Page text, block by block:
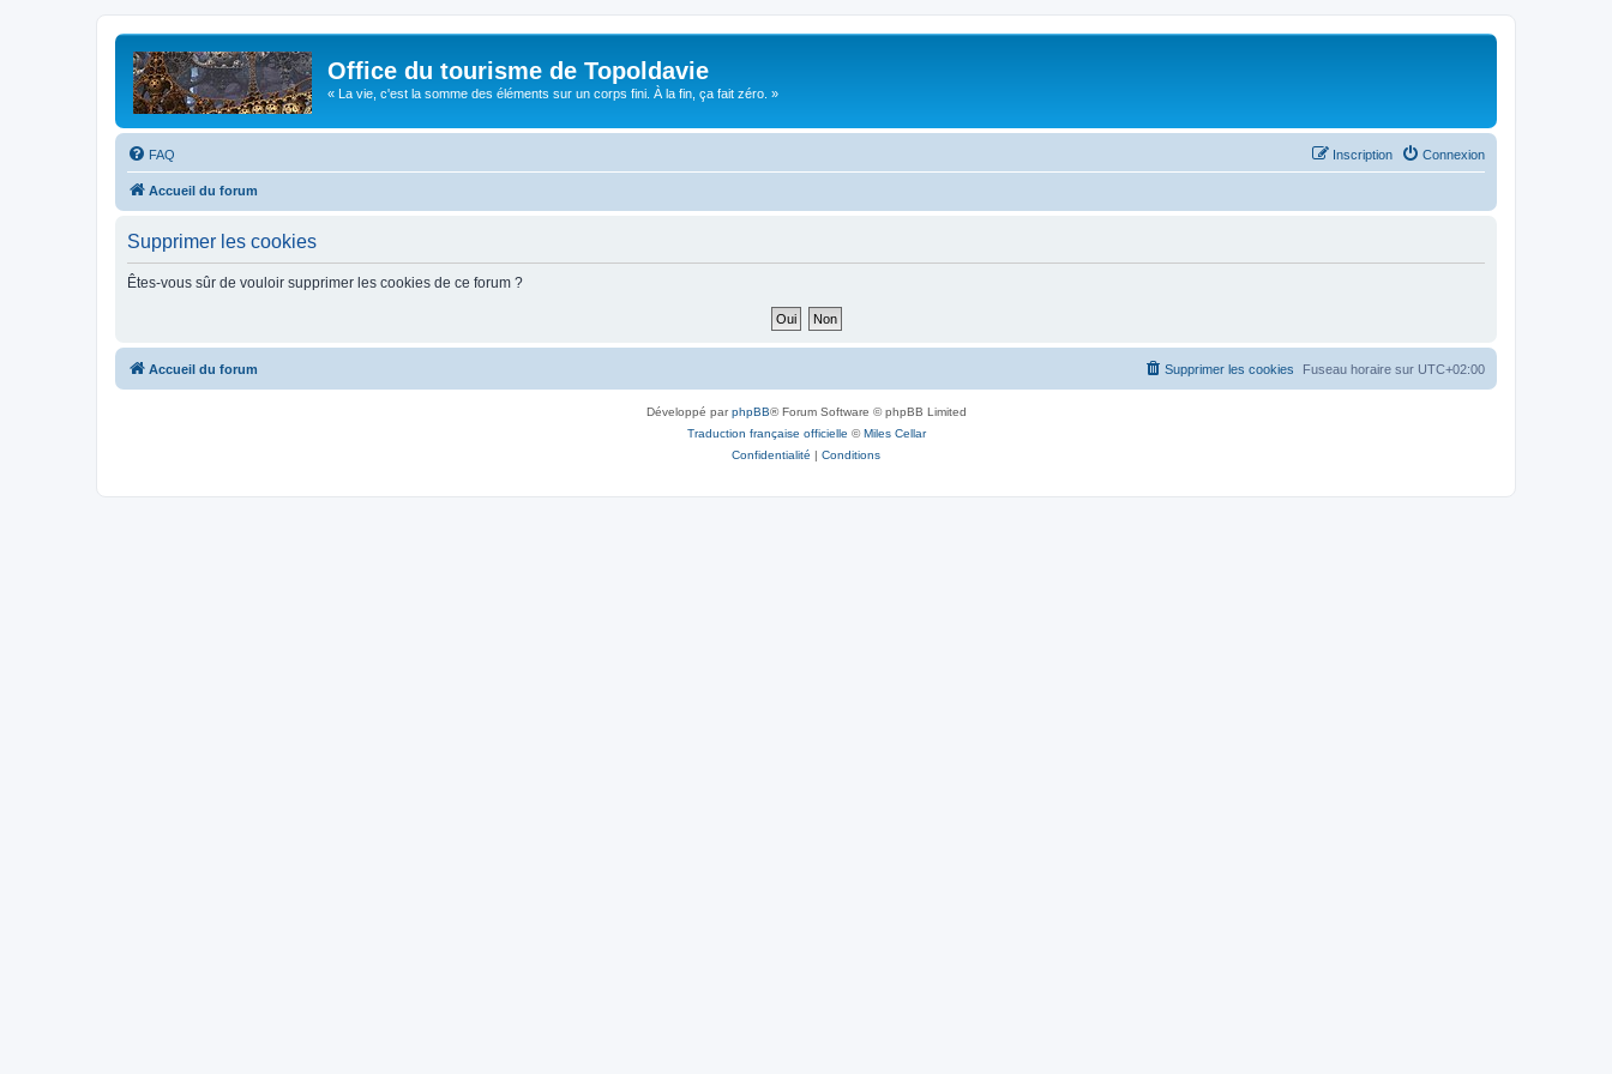
Office du tourisme de Topoldavie
« La vie, c'est la somme des éléments sur un corps fini. À la fin, ça fait zéro. »
FAQ Connexion
Inscription
Accueil du forum
Supprimer les cookies
Êtes-vous sûr de vouloir supprimer les cookies de ce forum ?
Accueil du forum Fuseau horaire sur UTC+02:00
Supprimer les cookies
Développé parphpBB® Forum Software © phpBB Limited
Traduction française officielle ©Miles Cellar
Confidentialité | Conditions